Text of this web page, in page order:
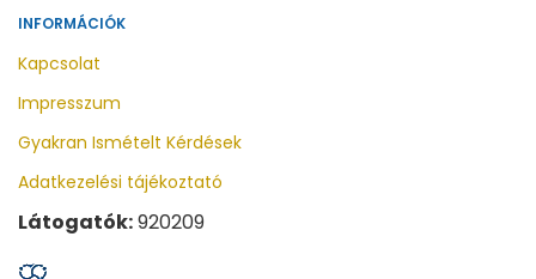
INFORMÁCIÓK
Kapcsolat
Impresszum
Gyakran Ismételt Kérdések
Adatkezelési tájékoztató
Látogatók:920209